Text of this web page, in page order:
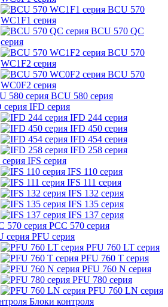
BCU 570
WC1F1 серия
BCU 570 QC
серия
BCU 570
WC1F2 серия
BCU 570
WC0F2 серия
BCU 580 серия
IFD серия
IFD 244 серия
IFD 450 серия
IFD 454 серия
IFD 258 серия
IFS серия
IFS 110 серия
IFS 111 серия
IFS 132 серия
IFS 135 серия
IFS 137 серия
PCC 570 серия
PFU серия
PFU 760 LT серия
PFU 760 T серия
PFU 760 N серия
PFU 780 серия
PFU 760 LN серия
Блоки контроля